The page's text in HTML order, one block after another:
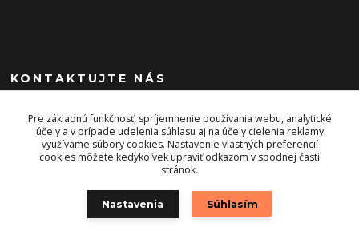
KONTAKTUJTE NÁS
+421 903 243 393
info@energysport.sk
Pre základnú funkčnosť, spríjemnenie používania webu, analytické
účely a v prípade udelenia súhlasu aj na účely cielenia reklamy
využívame súbory cookies. Nastavenie vlastných preferencií
cookies môžete kedykoľvek upraviť odkazom v spodnej časti
stránok.
Nastavenia Súhlasím